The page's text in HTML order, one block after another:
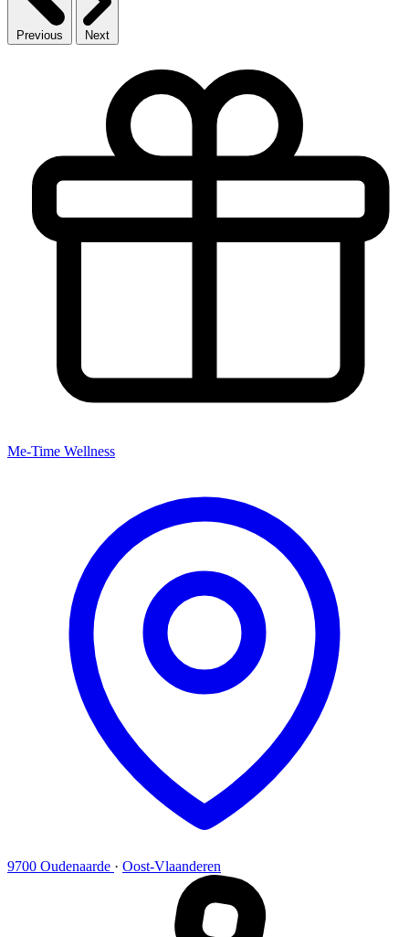
Previous Next
Me-Time Wellness
9700 Oudenaarde · Oost-Vlaanderen